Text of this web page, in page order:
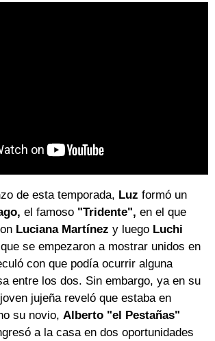
de esta temporada, Luz formó un
el famoso "Tridente", en el que
Luciana Martínez y luego Luchi
se empezaron a mostrar unidos en
con que podía ocurrir alguna
entre los dos. Sin embargo, ya en su
jujeña reveló que estaba en
su novio, Alberto "el Pestañas"
a la casa en dos oportunidades